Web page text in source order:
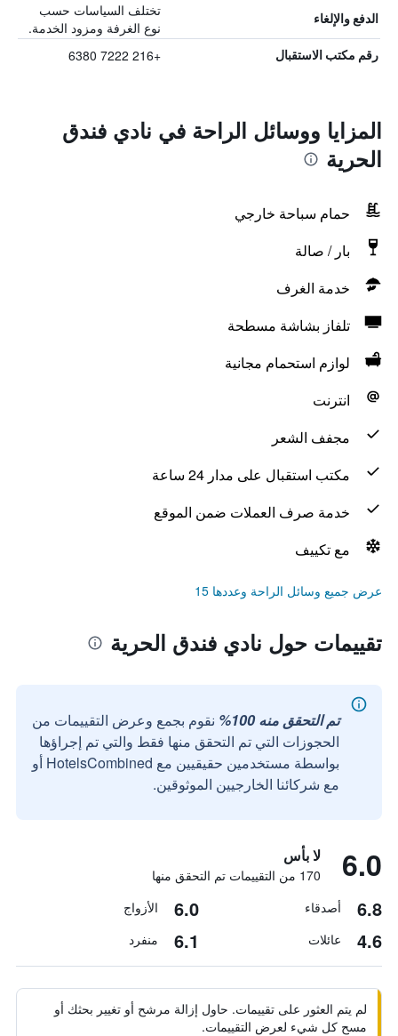
الدفع والإلغاء
تختلف السياسات حسب
نوع الغرفة ومزود الخدمة.
رقم مكتب الاستقبال +216 7222 6380
المزايا ووسائل الراحة في نادي فندق
الحرية
حمام سباحة خارجي
بار / صالة
خدمة الغرف
تلفاز بشاشة مسطحة
لوازم استحمام مجانية
انترنت
مجفف الشعر
مكتب استقبال على مدار 24 ساعة
خدمة صرف العملات ضمن الموقع
مع تكييف
عرض جميع وسائل الراحة وعددها 15
تقييمات حول نادي فندق الحرية
تم التحقق منه 100%
نقوم بجمع وعرض التقييمات من
الحجوزات التي تم التحقق منها فقط والتي تم إجراؤها
بواسطة مستخدمين حقيقيين مع HotelsCombined أو
مع شركائنا الخارجيين الموثوقين.
6.0 لا بأس
170 من التقييمات تم التحقق منها
6.8 أصدقاء 6.0 الأزواج
4.6 عائلات 6.1 منفرد
لم يتم العثور على تقييمات. حاول إزالة مرشح أو تغيير بحثك أو
مسح كل شيء لعرض التقييمات.